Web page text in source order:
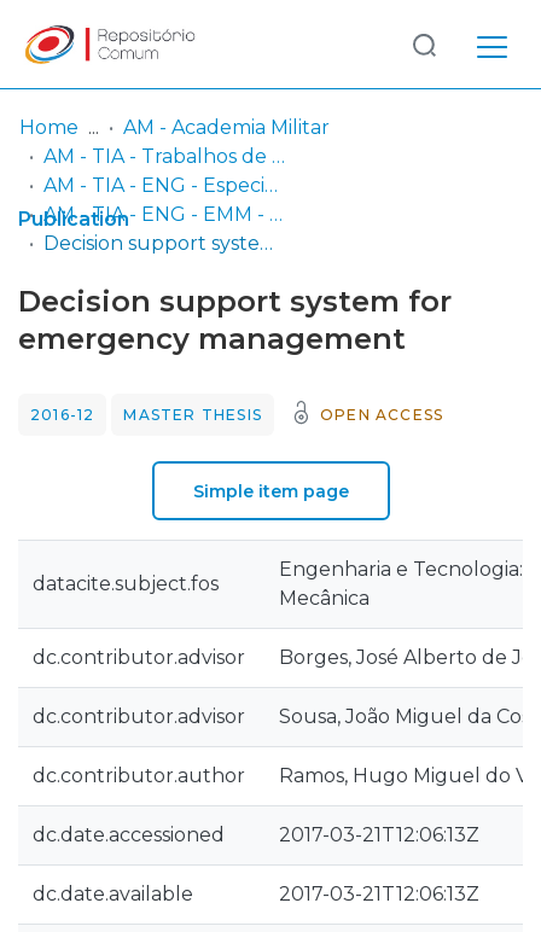
Communities
& Collections
Browse repository
Log
In
(current)
Home
AM - Academia Militar
AM - TIA - Trabalhos de Investigação Aplicada
AM - TIA - ENG - Especialidade de Engenharia
AM - TIA - ENG - EMM - M - Mestrado em Engenharia Mecânica Militar
Decision support system for emergency management
Publication
Decision support system for
emergency management
2016-12 MASTER THESIS OPEN ACCESS
Simple item page
datacite.subject.fos
Engenharia e
Mecânica
dc.contributor.advisor Borges, José Alberto de
dc.contributor.advisor Sousa, João Miguel da
dc.contributor.author Ramos, Hugo Miguel do
dc.date.accessioned 2017-03-21T12:06:13Z
dc.date.available 2017-03-21T12:06:13Z